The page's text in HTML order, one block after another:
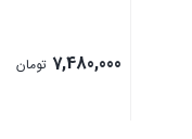
7,480,000 تومان